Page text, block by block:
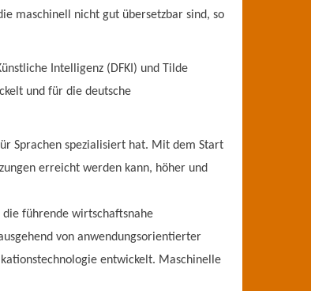
maschinell nicht gut übersetzbar sind, so
Intelligenz (DFKI) und Tilde
und für die deutsche
Sprachen spezialisiert hat. Mit dem Start
erreicht werden kann, höher und
führende wirtschaftsnahe
von anwendungsorientierter
entwickelt. Maschinelle